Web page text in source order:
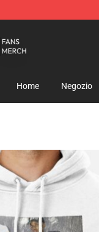
Home Negozio